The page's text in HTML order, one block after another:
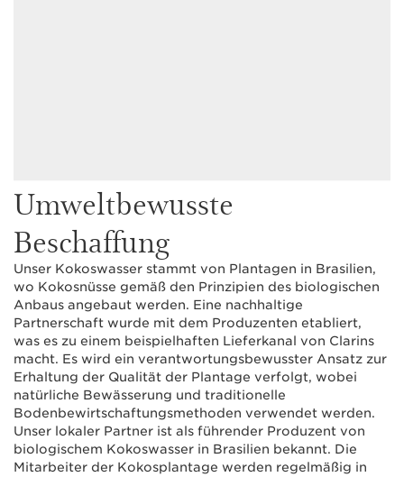
Umweltbewusste
Beschaffung
Unser Kokoswasser stammt von Plantagen in Brasilien,
wo Kokosnüsse gemäß den Prinzipien des biologischen
Anbaus angebaut werden. Eine nachhaltige
Partnerschaft wurde mit dem Produzenten etabliert,
was es zu einem beispielhaften Lieferkanal von Clarins
macht. Es wird ein verantwortungsbewusster Ansatz zur
Erhaltung der Qualität der Plantage verfolgt, wobei
natürliche Bewässerung und traditionelle
Bodenbewirtschaftungsmethoden verwendet werden.
Unser lokaler Partner ist als führender Produzent von
biologischem Kokoswasser in Brasilien bekannt. Die
Mitarbeiter der Kokosplantage werden regelmäßig in